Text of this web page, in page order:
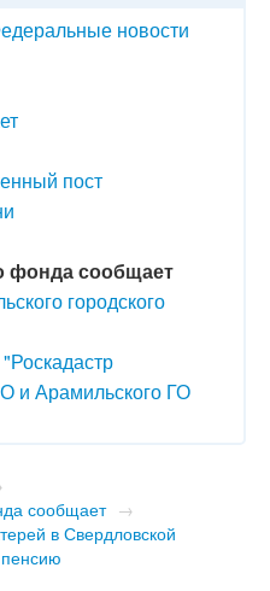
новости
пост
фонда сообщает
городского
и Арамильского ГО
сообщает →
в Свердловской